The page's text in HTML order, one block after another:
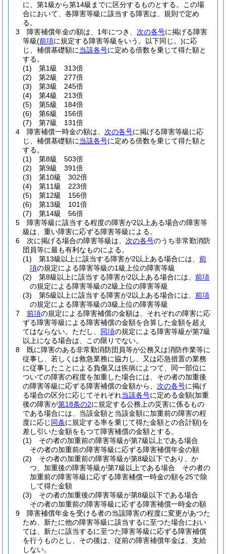
に、第1級から第14級までに区分するものとする。
この場
合において、各障害等級に該当する障害は、規則で定め
る。
3
障害補償年金の額は、1年につき、 次の各号に掲げる障害
等級(前項に規定する障害等級をいう。以下同じ。)に応
じ、補償基礎額に当該各号に定める倍数を乗じて得た額と
する。
(1)
第1級 313倍
(2)
第2級 277倍
(3)
第3級 245倍
(4)
第4級 213倍
(5)
第5級 184倍
(6)
第6級 156倍
(7)
第7級 131倍
4
障害補償一時金の額は、 次の各号に掲げる障害等級に応
じ、補償基礎額に当該各号に定める倍数を乗じて得た額と
する。
(1)
第8級 503倍
(2)
第9級 391倍
(3)
第10級 302倍
(4)
第11級 223倍
(5)
第12級 156倍
(6)
第13級 101倍
(7)
第14級 56倍
5
障害等級に該当する程度の障害が2以上ある場合の障害等
級は、重い障害に応ずる障害等級による。
6
次に掲げる場合の障害等級は、 次の各号のうち非常勤消防
団員等に最も有利なものによる。
(1)
第13級以上に該当する障害が2以上ある場合には、 前
項の規定による障害等級の1級上位の障害等級
(2)
第8級以上に該当する障害が2以上ある場合には、 前項
の規定による障害等級の2級上位の障害等級
(3)
第5級以上に該当する障害が2以上ある場合には、 前項
の規定による障害等級の3級上位の障害等級
7
前項の規定による障害補償の金額は、それぞれの障害に応
ずる障害等級による障害補償の金額を合算した金額を超え
てはならない。 ただし、 同項の規定による障害等級が第7級
以上になる場合は、この限りでない。
8
既に障害のある非常勤消防団員等が公務又は消防作業等に
従事し、若しくは救急業務に協力し、又は応急措置の業務
に従事したことによる負傷又は疾病によつて、同一部位に
ついての障害の程度を加重した場合には、その者の加重後
の障害等級に応ずる障害補償の金額から、 次の各号に掲げ
る場合の区分に応じてそれぞれ当該各号に定める金額(加重
後の障害が第18条の2に規定する公務上の災害に係るもの
である場合には、当該金額と当該金額に加重前の障害の程
度に応じ同条に規定する率を乗じて得た金額との合計額)を
差し引いた金額をもつて障害補償の金額とする。
(1)
その者の加重前の障害等級が第7級以上である場合
その者の加重前の障害等級に応ずる障害補償年金の額
(2)
その者の加重前の障害等級が第8級以下であり、か
つ、加重後の障害等級が第7級以上である場合 その者の
加重前の障害等級に応ずる障害補償一時金の額を25で除
して得た金額
(3)
その者の加重後の障害等級が第8級以下である場合
その者の加重前の障害等級に応ずる障害補償一時金の額
9
障害補償年金を受ける者の当該障害の程度に変更があつた
ため、新たに他の障害等級に該当するに至つた場合におい
ては、新たに該当するに至つた障害等級に応ずる障害補償
を行うものとし、その後は、従前の障害補償年金は、支給
しない。